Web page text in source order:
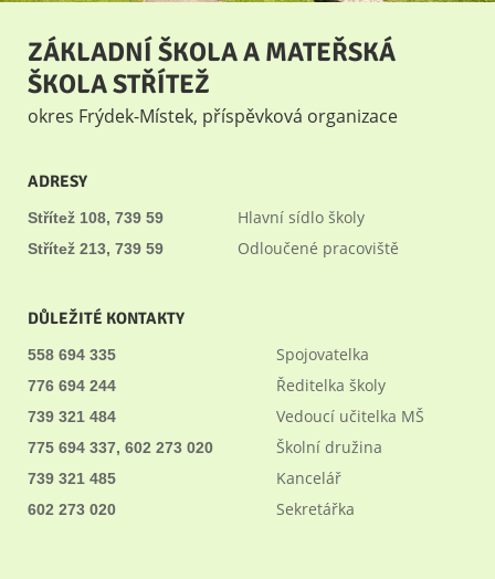
ZÁKLADNÍ ŠKOLA A MATEŘSKÁ
ŠKOLA STŘÍTEŽ
okres Frýdek-Místek, příspěvková organizace
ADRESY
Střítež 108, 739 59 Hlavní sídlo školy
Střítež 213, 739 59 Odloučené pracoviště
DŮLEŽITÉ KONTAKTY
558 694 335 Spojovatelka
776 694 244 Ředitelka školy
739 321 484 Vedoucí učitelka MŠ
775 694 337, 602 273 020 Školní družina
739 321 485 Kancelář
602 273 020 Sekretářka